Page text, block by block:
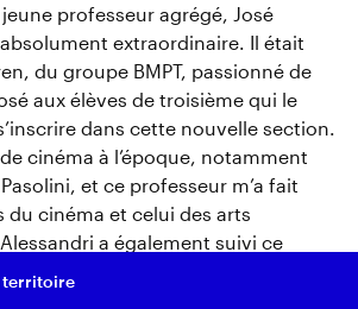
professeur agrégé, José
extraordinaire. Il était
du groupe BMPT, passionné de
aux élèves de troisième qui le
dans cette nouvelle section.
de cinéma à l’époque, notamment
et ce professeur m’a fait
du cinéma et celui des arts
a également suivi ce
Baldassari qui a été longtemps
territoire